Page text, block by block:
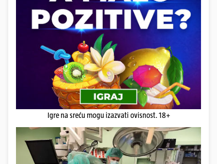
Igre na sreću mogu izazvati ovisnost. 18+